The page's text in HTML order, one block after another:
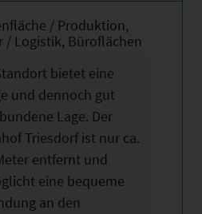
/ Produktion,
/ Logistik, Büroflächen
bietet eine
und dennoch gut
Lage. Der
Triesdorf ist nur ca.
entfernt und
eine bequeme
an den